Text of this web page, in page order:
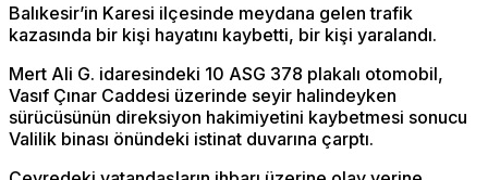
Balıkesir’in Karesi ilçesinde meydana gelen trafik
kazasında bir kişi hayatını kaybetti, bir kişi yaralandı.
Mert Ali G. idaresindeki 10 ASG 378 plakalı otomobil,
Vasıf Çınar Caddesi üzerinde seyir halindeyken
sürücüsünün direksiyon hakimiyetini kaybetmesi sonucu
Valilik binası önündeki istinat duvarına çarptı.